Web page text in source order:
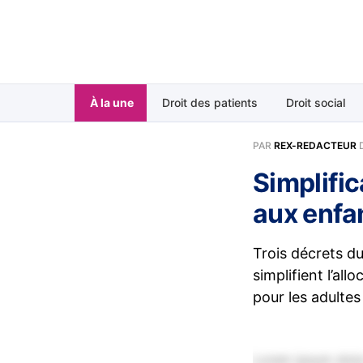
À la une Droit des patients Droit social
PAR REX-REDACTEUR
aux
Trois décrets
simplifient
pour les
Lorem ipsum